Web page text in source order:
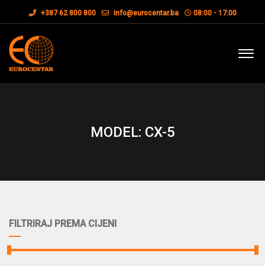
+387 62 800 800 info@eurocentar.ba 08:00 - 17:00
MODEL: CX-5
FILTRIRAJ PREMA CIJENI